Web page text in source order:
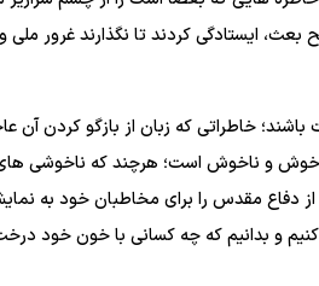
ایستادگی کردند تا نگذارند غرور
خاطراتی که زبان از بازگو کردن آن
خوش و ناخوش است؛ هرچند که ناخوشی
دفاع مقدس را برای مخاطبان خود به
و بدانیم که چه کسانی با خون خود درخت